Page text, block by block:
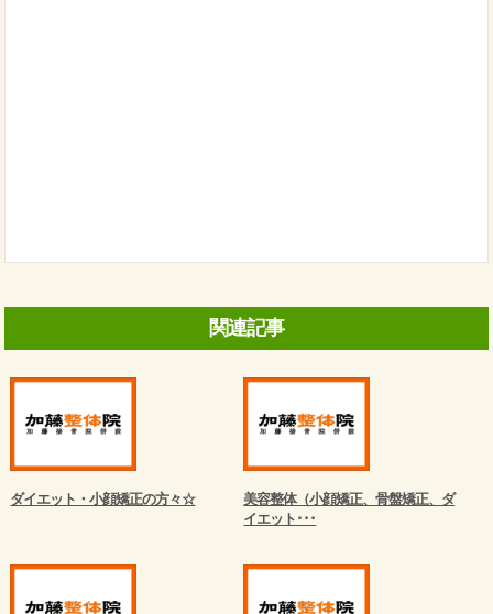
関連記事
ダイエット・小顔矯正の方々☆
美容整体（小顔矯正、骨盤矯正、ダ
イエット･･･